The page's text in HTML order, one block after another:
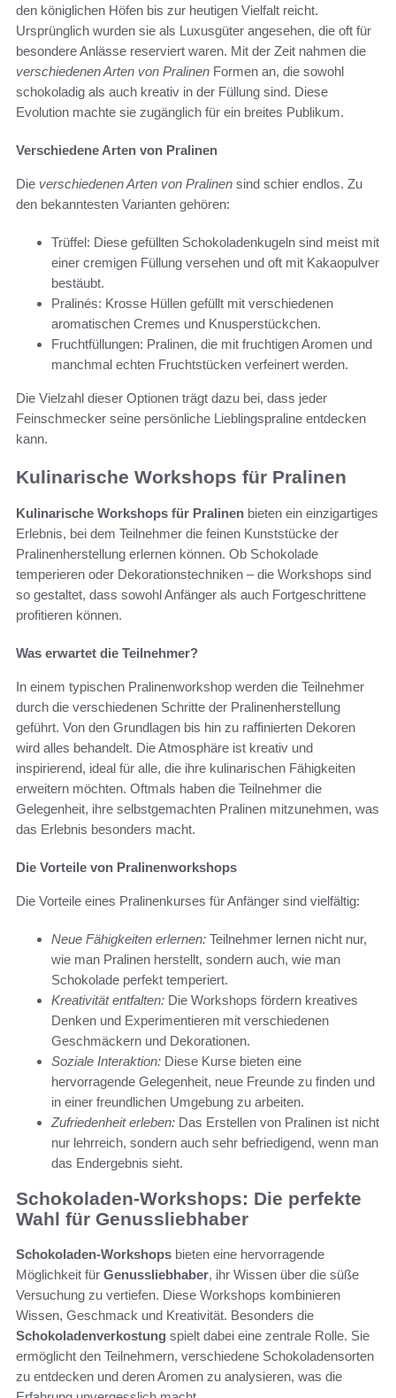
den königlichen Höfen bis zur heutigen Vielfalt reicht.
Ursprünglich wurden sie als Luxusgüter angesehen, die oft für
besondere Anlässe reserviert waren. Mit der Zeit nahmen die
verschiedenen Arten von Pralinen Formen an, die sowohl
schokoladig als auch kreativ in der Füllung sind. Diese
Evolution machte sie zugänglich für ein breites Publikum.
Verschiedene Arten von Pralinen
Die verschiedenen Arten von Pralinen sind schier endlos. Zu
den bekanntesten Varianten gehören:
Trüffel: Diese gefüllten Schokoladenkugeln sind meist mit
einer cremigen Füllung versehen und oft mit Kakaopulver
bestäubt.
Pralinés: Krosse Hüllen gefüllt mit verschiedenen
aromatischen Cremes und Knusperstückchen.
Fruchtfüllungen: Pralinen, die mit fruchtigen Aromen und
manchmal echten Fruchtstücken verfeinert werden.
Die Vielzahl dieser Optionen trägt dazu bei, dass jeder
Feinschmecker seine persönliche Lieblingspraline entdecken
kann.
Kulinarische Workshops für Pralinen
Kulinarische Workshops für Pralinen bieten ein einzigartiges
Erlebnis, bei dem Teilnehmer die feinen Kunststücke der
Pralinenherstellung erlernen können. Ob Schokolade
temperieren oder Dekorationstechniken – die Workshops sind
so gestaltet, dass sowohl Anfänger als auch Fortgeschrittene
profitieren können.
Was erwartet die Teilnehmer?
In einem typischen Pralinenworkshop werden die Teilnehmer
durch die verschiedenen Schritte der Pralinenherstellung
geführt. Von den Grundlagen bis hin zu raffinierten Dekoren
wird alles behandelt. Die Atmosphäre ist kreativ und
inspirierend, ideal für alle, die ihre kulinarischen Fähigkeiten
erweitern möchten. Oftmals haben die Teilnehmer die
Gelegenheit, ihre selbstgemachten Pralinen mitzunehmen, was
das Erlebnis besonders macht.
Die Vorteile von Pralinenworkshops
Die Vorteile eines Pralinenkurses für Anfänger sind vielfältig:
Neue Fähigkeiten erlernen: Teilnehmer lernen nicht nur,
wie man Pralinen herstellt, sondern auch, wie man
Schokolade perfekt temperiert.
Kreativität entfalten: Die Workshops fördern kreatives
Denken und Experimentieren mit verschiedenen
Geschmäckern und Dekorationen.
Soziale Interaktion: Diese Kurse bieten eine
hervorragende Gelegenheit, neue Freunde zu finden und
in einer freundlichen Umgebung zu arbeiten.
Zufriedenheit erleben: Das Erstellen von Pralinen ist nicht
nur lehrreich, sondern auch sehr befriedigend, wenn man
das Endergebnis sieht.
Schokoladen-Workshops: Die perfekte
Wahl für Genussliebhaber
Schokoladen-Workshops bieten eine hervorragende
Möglichkeit für Genussliebhaber, ihr Wissen über die süße
Versuchung zu vertiefen. Diese Workshops kombinieren
Wissen, Geschmack und Kreativität. Besonders die
Schokoladenverkostung spielt dabei eine zentrale Rolle. Sie
ermöglicht den Teilnehmern, verschiedene Schokoladensorten
zu entdecken und deren Aromen zu analysieren, was die